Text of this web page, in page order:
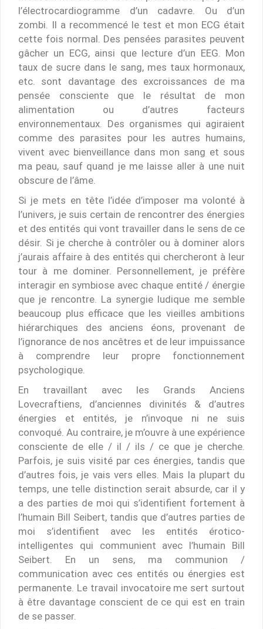
l’électrocardiogramme d’un cadavre. Ou d’un
zombi. Il a recommencé le test et mon ECG était
cette fois normal. Des pensées parasites peuvent
gâcher un ECG, ainsi que lecture d’un EEG. Mon
taux de sucre dans le sang, mes taux hormonaux,
etc. sont davantage des excroissances de ma
pensée consciente que le résultat de mon
alimentation ou d’autres facteurs
environnementaux. Des organismes qui agiraient
comme des parasites pour les autres humains,
vivent avec bienveillance dans mon sang et sous
ma peau, sauf quand je me laisse aller à une nuit
obscure de l’âme.
Si je mets en tête l’idée d’imposer ma volonté à
l’univers, je suis certain de rencontrer des énergies
et des entités qui vont travailler dans le sens de ce
désir. Si je cherche à contrôler ou à dominer alors
j’aurais affaire à des entités qui chercheront à leur
tour à me dominer. Personnellement, je préfère
interagir en symbiose avec chaque entité / énergie
que je rencontre. La synergie ludique me semble
beaucoup plus efficace que les vieilles ambitions
hiérarchiques des anciens éons, provenant de
l’ignorance de nos ancêtres et de leur impuissance
à comprendre leur propre fonctionnement
psychologique.
En travaillant avec les Grands Anciens
Lovecraftiens, d’anciennes divinités & d’autres
énergies et entités, je n’invoque ni ne suis
convoqué. Au contraire, je m’ouvre à une expérience
consciente de elle / il / ils / ce que je cherche.
Parfois, je suis visité par ces énergies, tandis que
d’autres fois, je vais vers elles. Mais la plupart du
temps, une telle distinction serait absurde, car il y
a des parties de moi qui s’identifient fortement à
l’humain Bill Seibert, tandis que d’autres parties de
moi s’identifient avec les entités érotico-
intelligentes qui communient avec l’humain Bill
Seibert. En un sens, ma communion /
communication avec ces entités ou énergies est
permanente. Le travail invocatoire me sert surtout
à être davantage conscient de ce qui est en train
de se passer.